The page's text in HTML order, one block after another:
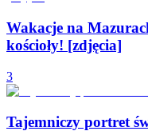
Wakacje na
kościoły! [zdjęcia]
3
Tajemniczy portret